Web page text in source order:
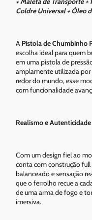
Coldre Universal + Óleo
A Pistola de Chumbinho
escolha ideal para quem
em uma pistola de
amplamente utilizada por
redor do mundo, esse
com funcionalidade
Realismo e Autenticidade
Com um design fiel ao
conta com construção
balanceado e sensação
que o ferrolho recue a
de uma arma de fogo e
imersiva.